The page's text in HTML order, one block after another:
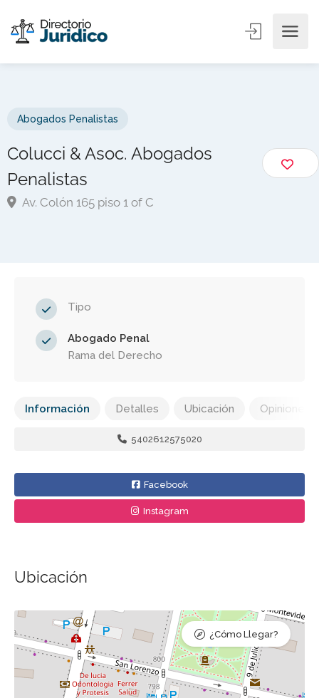
Abogados Penalistas
Colucci & Asoc. Abogados
Penalistas
Av. Colón 165 piso 1 of C
Tipo
Abogado Penal
Rama del Derecho
Información Detalles Ubicación Opiniones
5402612575020
Facebook
Instagram
Ubicación
¿Cómo Llegar?